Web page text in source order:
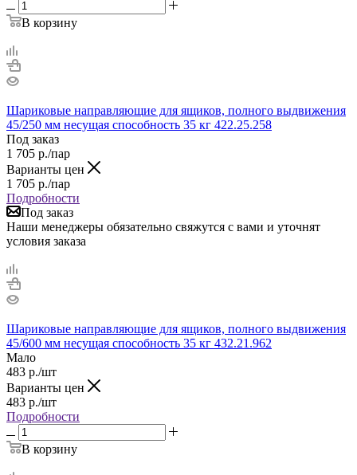
В корзину
Шариковые направляющие для ящиков, полного выдвижения
45/250 мм несущая способность 35 кг 422.25.258
Под заказ
1 705 р./пар
Варианты цен
1 705 р./пар
Подробности
Под заказ
Наши менеджеры обязательно свяжутся с вами и уточнят
условия заказа
Шариковые направляющие для ящиков, полного выдвижения
45/600 мм несущая способность 35 кг 432.21.962
Мало
483 р./шт
Варианты цен
483 р./шт
Подробности
В корзину